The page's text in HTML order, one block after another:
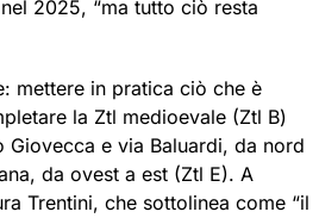
2025, “ma tutto ciò resta
mettere in pratica ciò che è
la Ztl medioevale (Ztl B)
Giovecca e via Baluardi, da nord
da ovest a est (Ztl E). A
Trentini, che sottolinea come “il